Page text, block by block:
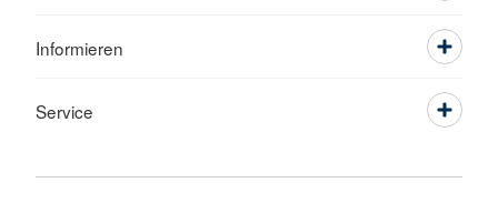
Informieren
Service